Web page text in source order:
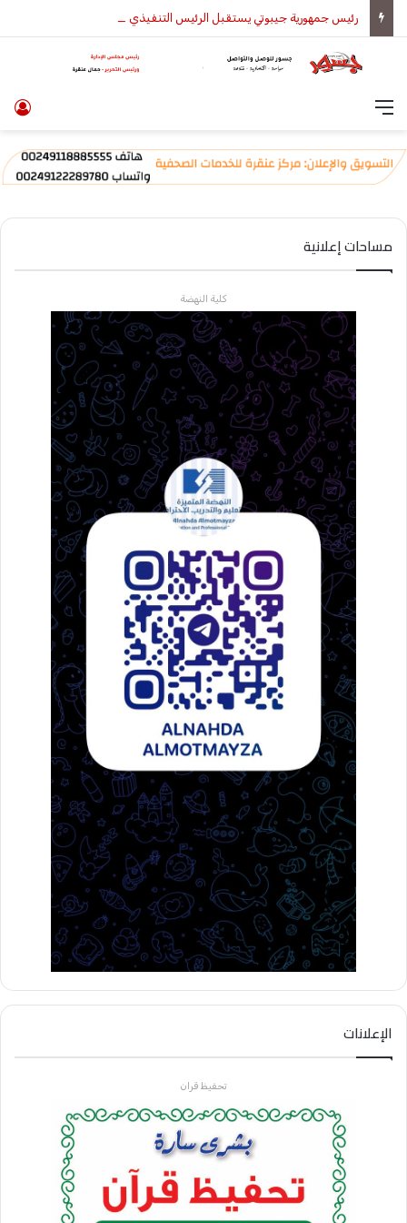
القائمة
مساحات إعلانية
كلية النهضة
الإعلانات
تحفيظ قران